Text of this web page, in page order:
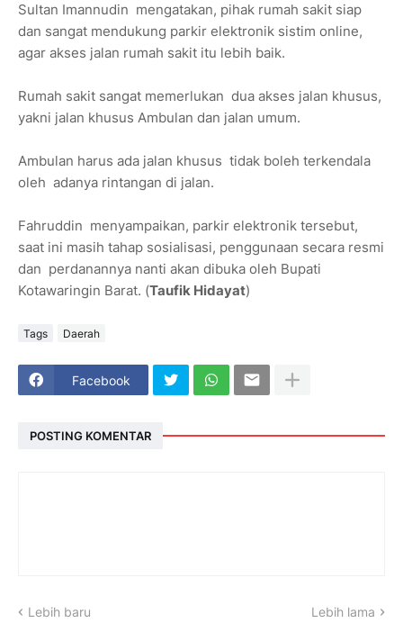
Sultan Imannudin mengatakan, pihak rumah sakit siap
dan sangat mendukung parkir elektronik sistim online,
agar akses jalan rumah sakit itu lebih baik.
Rumah sakit sangat memerlukan dua akses jalan khusus,
yakni jalan khusus Ambulan dan jalan umum.
Ambulan harus ada jalan khusus tidak boleh terkendala
oleh adanya rintangan di jalan.
Fahruddin menyampaikan, parkir elektronik tersebut,
saat ini masih tahap sosialisasi, penggunaan secara resmi
dan perdanannya nanti akan dibuka oleh Bupati
Kotawaringin Barat. (Taufik Hidayat)
Tags Daerah
Facebook
POSTING KOMENTAR
Lebih baru Lebih lama